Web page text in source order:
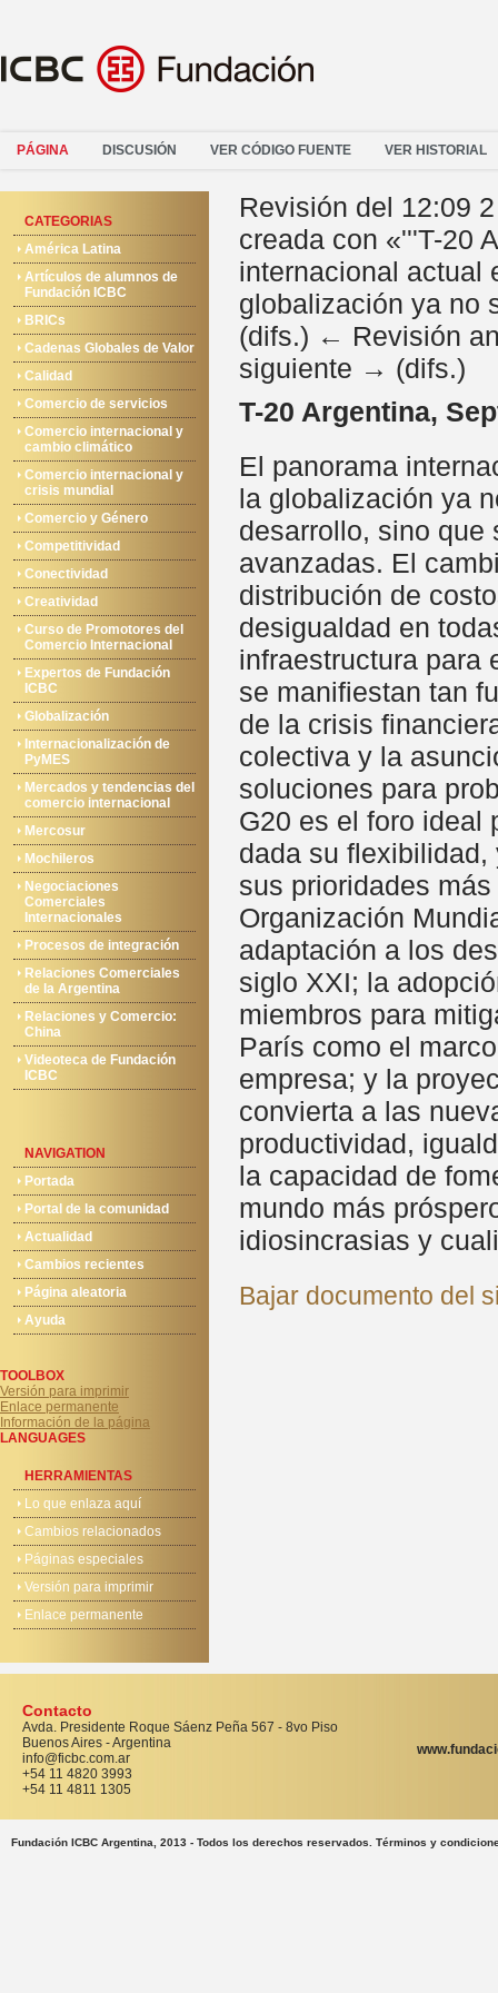
PÁGINA DISCUSIÓN VER CÓDIGO FUENTE VER HISTORIAL
CATEGORIAS
América Latina
Artículos de alumnos de
Fundación ICBC
BRICs
Cadenas Globales de Valor
Calidad
Comercio de servicios
Comercio internacional y
cambio climático
Comercio internacional y
crisis mundial
Comercio y Género
Competitividad
Conectividad
Creatividad
Curso de Promotores del
Comercio Internacional
Expertos de Fundación
ICBC
Globalización
Internacionalización de
PyMES
Mercados y tendencias del
comercio internacional
Mercosur
Mochileros
Negociaciones
Comerciales
Internacionales
Procesos de integración
Relaciones Comerciales
de la Argentina
Relaciones y Comercio:
China
Videoteca de Fundación
ICBC
NAVIGATION
Portada
Portal de la comunidad
Actualidad
Cambios recientes
Página aleatoria
Ayuda
TOOLBOX
Versión para imprimir
Enlace permanente
Información de la página
LANGUAGES
HERRAMIENTAS
Lo que enlaza aquí
Cambios relacionados
Páginas especiales
Versión para imprimir
Enlace permanente
Revisión del 12:09
creada con «'''T-20
internacional actual
globalización ya no
(difs.) ← Revisión
siguiente → (difs.)
T-20 Argentina,
El panorama
la globalización ya
desarrollo, sino que
avanzadas. El
distribución de
desigualdad en
infraestructura para
se manifiestan tan
de la crisis
colectiva y la
soluciones para
G20 es el foro ideal
dada su
sus prioridades
Organización
adaptación a los
siglo XXI; la
miembros para
París como el
empresa; y la
convierta a las
productividad,
la capacidad de
mundo más
idiosincrasias y
Bajar documento del
Contacto
Avda. Presidente Roque Sáenz Peña 567 - 8vo Piso
Buenos Aires - Argentina
info@ficbc.com.ar
+54 11 4820 3993
+54 11 4811 1305
Fundación ICBC Argentina, 2013 - Todos los derechos reservados. Términos y